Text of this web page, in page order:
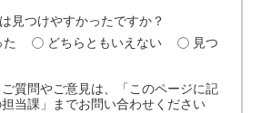
見つけやすかったですか？
た
どちらともいえない
見つ
質問やご意見は、「このページに記
当課」までお問い合わせください